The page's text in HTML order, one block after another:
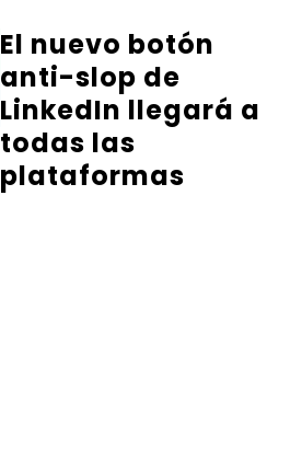
El nuevo botón
anti-slop de
LinkedIn llegará a
todas las
plataformas